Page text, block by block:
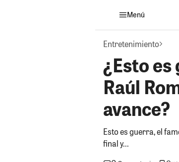
Menú
Entretenimiento
¿Esto
Raúl
avance?
Esto es guerra, el
final y...